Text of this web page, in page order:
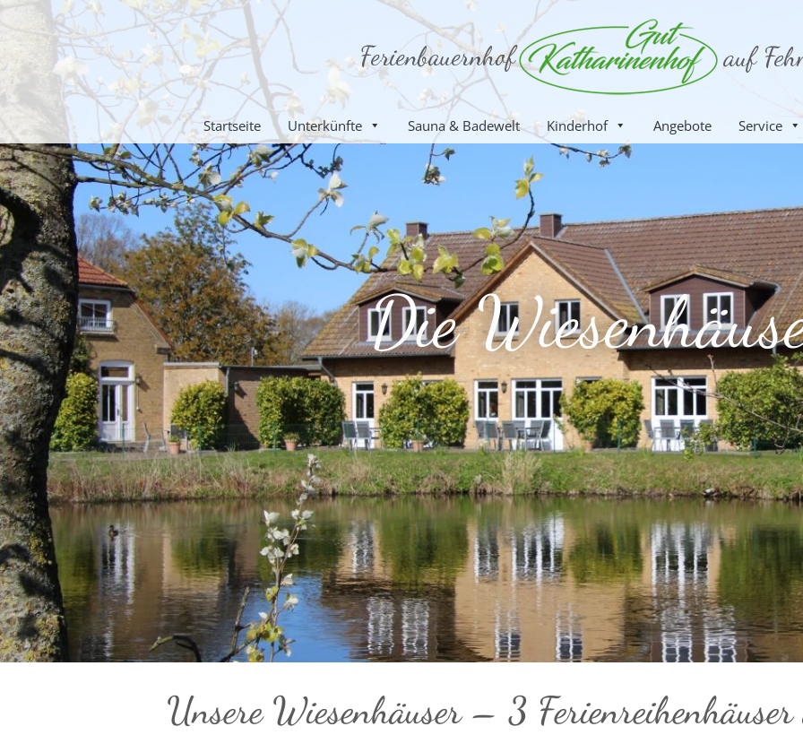
Startseite Unterkünfte Sauna & Badewelt Kinderhof Angebote Service
Die
Unsere Wiesenhäuser – 3